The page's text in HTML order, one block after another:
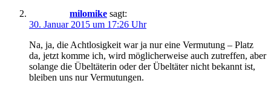
milomike sagt:
30. Januar 2015 um 17:26 Uhr
Na, ja, die Achtlosigkeit war ja nur eine Vermutung – Platz
da, jetzt komme ich, wird möglicherweise auch zutreffen, aber
solange die Übeltäterin oder der Übeltäter nicht bekannt ist,
bleiben uns nur Vermutungen.